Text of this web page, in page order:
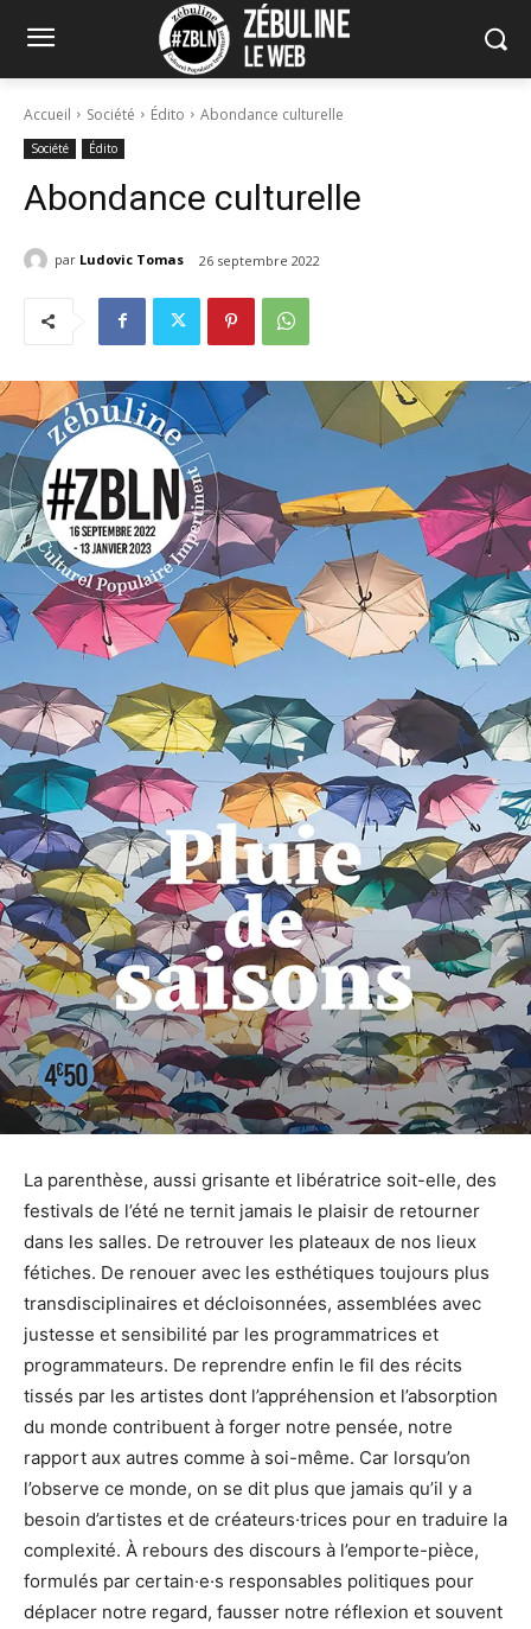
Accueil Société Édito Abondance culturelle
Société Édito
Abondance culturelle
par Ludovic Tomas 26 septembre 2022
La parenthèse, aussi grisante et libératrice soit-elle, des
festivals de l’été ne ternit jamais le plaisir de retourner
dans les salles. De retrouver les plateaux de nos lieux
fétiches. De renouer avec les esthétiques toujours plus
transdisciplinaires et décloisonnées, assemblées avec
justesse et sensibilité par les programmatrices et
programmateurs. De reprendre enfin le fil des récits
tissés par les artistes dont l’appréhension et l’absorption
du monde contribuent à forger notre pensée, notre
rapport aux autres comme à soi-même. Car lorsqu’on
l’observe ce monde, on se dit plus que jamais qu’il y a
besoin d’artistes et de créateurs·trices pour en traduire la
complexité. À rebours des discours à l’emporte-pièce,
formulés par certain·e·s responsables politiques pour
déplacer notre regard, fausser notre réflexion et souvent